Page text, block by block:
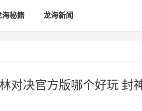
海秘籍 龙海新闻
对决官方版哪个好玩 封